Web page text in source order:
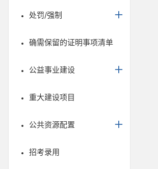
处罚/强制
确需保留的证明事项清单
公益事业建设
重大建设项目
公共资源配置
招考录用